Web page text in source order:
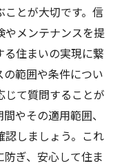
とが大切です。信
やメンテナンスを提
住まいの実現に繋
範囲や条件につい
じて質問することが
やその適用範囲、
しましょう。これ
ぎ、安心して住ま